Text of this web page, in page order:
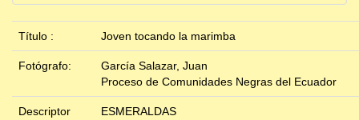
Título : Joven tocando la marimba
Fotógrafo:
García Salazar, Juan
Proceso de Comunidades Negras del Ecuador
Descriptor
ESMERALDAS